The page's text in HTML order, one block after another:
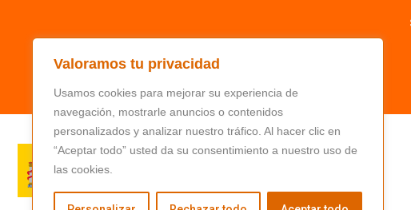
Valoramos tu privacidad
Usamos cookies para mejorar su experiencia de
navegación, mostrarle anuncios o contenidos
personalizados y analizar nuestro tráfico. Al hacer clic en
“Aceptar todo” usted da su consentimiento a nuestro uso de
las cookies.